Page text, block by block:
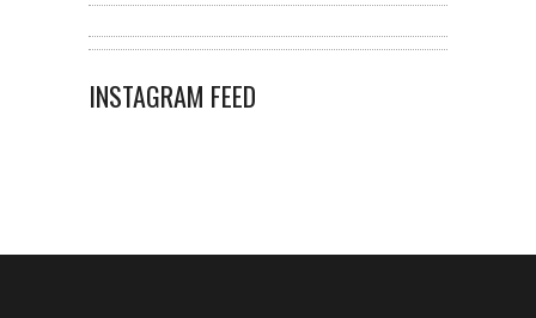
INSTAGRAM FEED